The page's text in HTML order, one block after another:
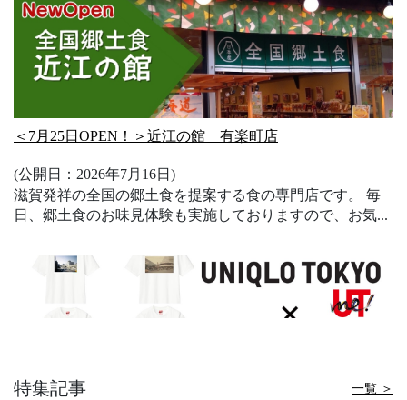
地下１階エレベーターホールに誰でも自由に弾けるピアノ
を設置します 演奏可能時間 午後2時～午後4時 設...
＜7月25日OPEN！＞近江の館 有楽町店
(公開日：2026年7月16日)
滋賀発祥の全国の郷土食を提案する食の専門店です。 毎
日、郷土食のお味見体験も実施しておりますので、お気...
特集記事 一覧 ＞